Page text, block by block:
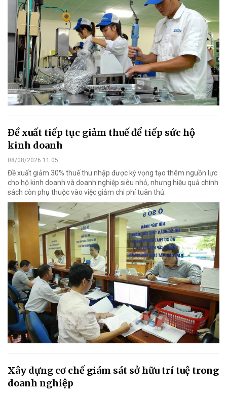
Đề xuất tiếp tục giảm thuế để tiếp sức hộ
kinh doanh
08/08/2026 11:05
Đề xuất giảm 30% thuế thu nhập được kỳ vọng tạo thêm nguồn lực
cho hộ kinh doanh và doanh nghiệp siêu nhỏ, nhưng hiệu quả chính
sách còn phụ thuộc vào việc giảm chi phí tuân thủ.
Xây dựng cơ chế giám sát sở hữu trí tuệ trong
doanh nghiệp